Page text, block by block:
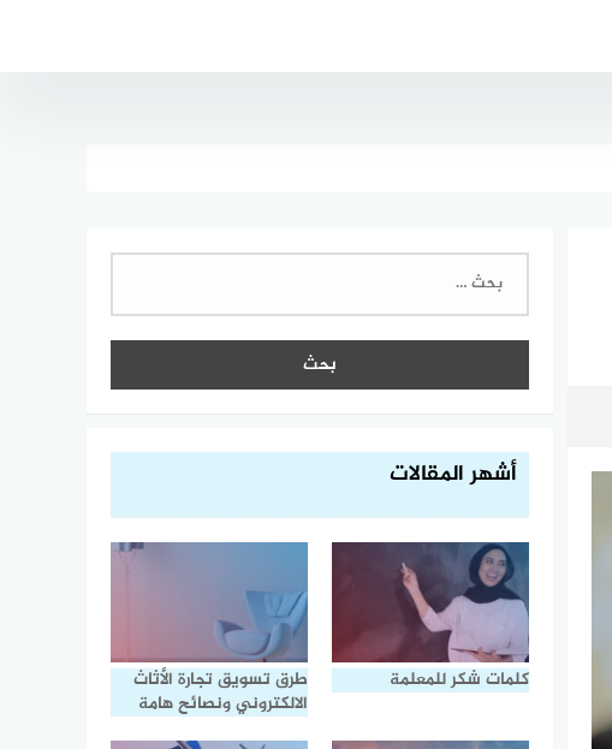
البحث
أشهر المقالات
كلمات شكر للمعلمة
طرق تسويق تجارة الأثاث
الالكتروني ونصائح هامة